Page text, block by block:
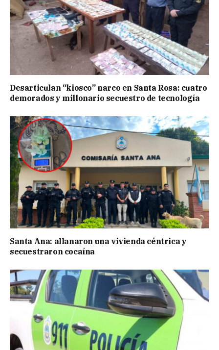
Desarticulan “kiosco” narco en Santa Rosa: cuatro
demorados y millonario secuestro de tecnología
Santa Ana: allanaron una vivienda céntrica y
secuestraron cocaína